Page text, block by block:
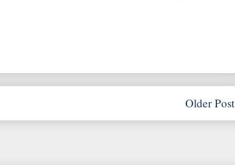
Older Post